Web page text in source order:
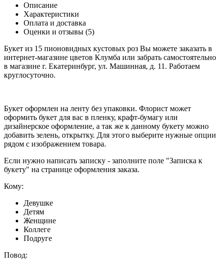
Описание
Характеристики
Оплата и доставка
Оценки и отзывы (5)
Букет из 15 пионовидных кустовых роз Вы можете заказать в
интернет-магазине цветов Клумба или забрать самостоятельно
в магазине г. Екатеринбург, ул. Машинная, д. 11. Работаем
круглосуточно.
Букет оформлен на ленту без упаковки. Флорист может
оформить букет для вас в пленку, крафт-бумагу или
дизайнерское оформление, а так же к данному букету можно
добавить зелень, открытку. Для этого выберите нужные опции
рядом с изображением товара.
Если нужно написать записку - заполните поле "Записка к
букету" на странице оформления заказа.
Кому:
Девушке
Детям
Женщине
Коллеге
Подруге
Повод: